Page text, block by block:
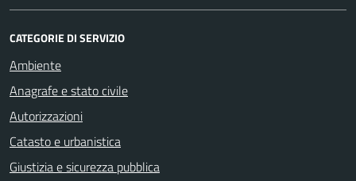
CATEGORIE DI SERVIZIO
Ambiente
Anagrafe e stato civile
Autorizzazioni
Catasto e urbanistica
Giustizia e sicurezza pubblica